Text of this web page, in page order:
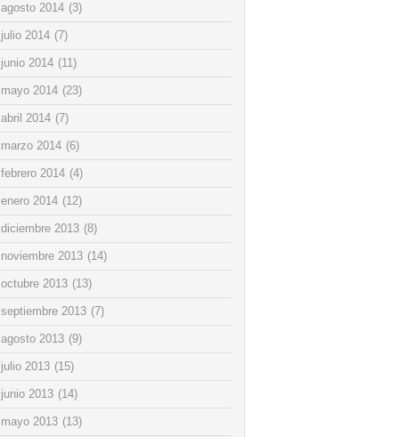
agosto 2014 (3)
julio 2014 (7)
junio 2014 (11)
mayo 2014 (23)
abril 2014 (7)
marzo 2014 (6)
febrero 2014 (4)
enero 2014 (12)
diciembre 2013 (8)
noviembre 2013 (14)
octubre 2013 (13)
septiembre 2013 (7)
agosto 2013 (9)
julio 2013 (15)
junio 2013 (14)
mayo 2013 (13)